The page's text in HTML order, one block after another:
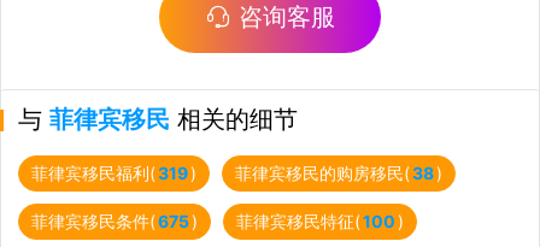
咨询客服
与 菲律宾移民 相关的细节
菲律宾移民福利(319) 菲律宾移民的购房移民(38)
菲律宾移民条件(675) 菲律宾移民特征(100)